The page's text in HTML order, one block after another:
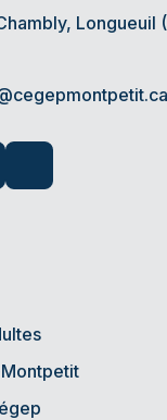
Longueuil